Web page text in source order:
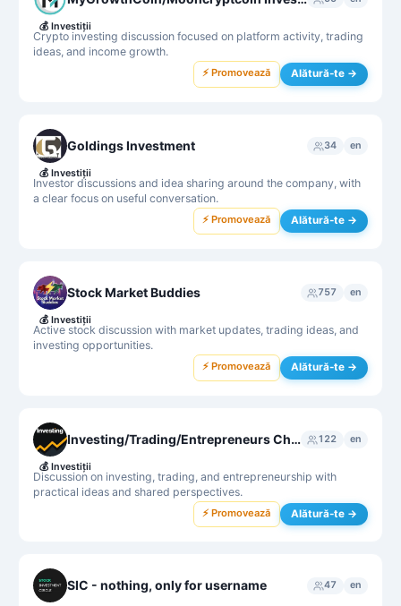
Crypto investing discussion focused on platform activity, trading
ideas, and income growth.
💰 Investiții
⚡ Promovează Alătură-te →
Goldings Investment 34 en
Investor discussions and idea sharing around the company, with
a clear focus on useful conversation.
💰 Investiții
⚡ Promovează Alătură-te →
Stock Market Buddies 757 en
Active stock discussion with market updates, trading ideas, and
investing opportunities.
💰 Investiții
⚡ Promovează Alătură-te →
Investing/Trading/Entrepreneurs Chat 122 en
Discussion on investing, trading, and entrepreneurship with
practical ideas and shared perspectives.
💰 Investiții
⚡ Promovează Alătură-te →
SIC - nothing, only for username 47 en